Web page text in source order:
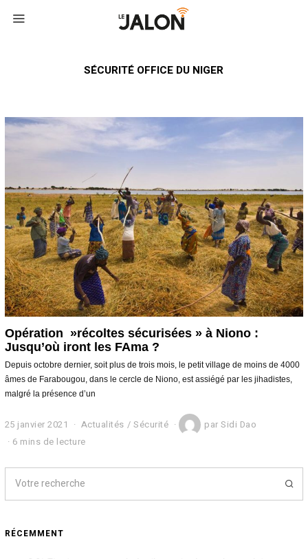
SÉCURITÉ OFFICE DU NIGER
Opération »récoltes sécurisées » à Niono :
Jusqu’où iront les FAma ?
Depuis octobre dernier, soit plus de trois mois, le petit village de moins de 4000
âmes de Farabougou, dans le cercle de Niono, est assiégé par les jihadistes,
malgré la présence d’un
25 janvier 2021
5
j
v
i
Actualités / Sécurité parSidi Dao
6 mins de lecture
RÉCEMMENT